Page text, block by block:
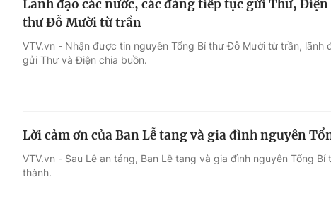
Tin tức
Thế giới đó đây
Câu chuyện quốc tế
Thị trường
Lãnh đạo các nước, các đảng tiếp tục gửi Thư,
thư Đỗ Mười từ trần
VTV.vn - Nhận được tin nguyên Tổng Bí thư Đỗ Mười từ trần,
gửi Thư và Điện chia buồn.
Lời cảm ơn của Ban Lễ tang và gia đình nguyên
VTV.vn - Sau Lễ an táng, Ban Lễ tang và gia đình nguyên Tổng
thành.